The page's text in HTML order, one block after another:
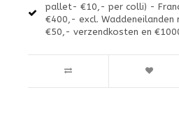
pallet- €10,- per colli) -
€400,- excl. Waddeneilanden
€50,- verzendkosten en